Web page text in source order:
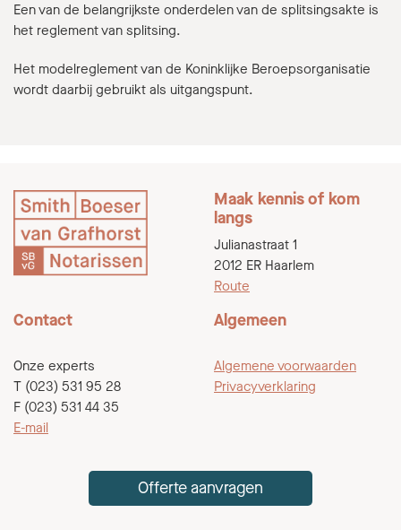
Een van de belangrijkste onderdelen van de splitsingsakte is
het reglement van splitsing.
Het modelreglement van de Koninklijke Beroepsorganisatie
wordt daarbij gebruikt als uitgangspunt.
Maak kennis of kom
langs
Julianastraat 1
2012 ER Haarlem
Route
Contact
Onze experts
T (023) 531 95 28
F (023) 531 44 35
E-mail
Algemeen
Algemene voorwaarden
Privacyverklaring
Offerte aanvragen